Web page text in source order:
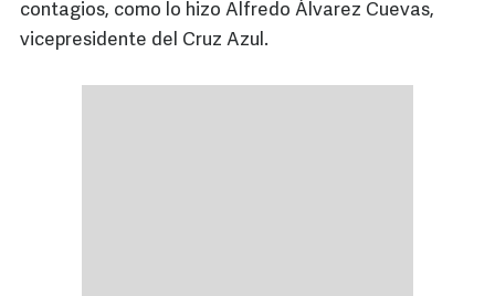
contagios, como lo hizo Alfredo Álvarez Cuevas,
vicepresidente del Cruz Azul.